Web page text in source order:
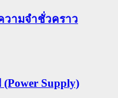
วามจำชั่วคราว
(Power Supply)